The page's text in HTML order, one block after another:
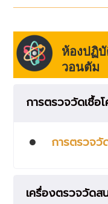
ห้องปฏิ
วอนตัม
การตรวจวัดเชื้อ
การตรวจวั
เครื่องตรวจวัดส